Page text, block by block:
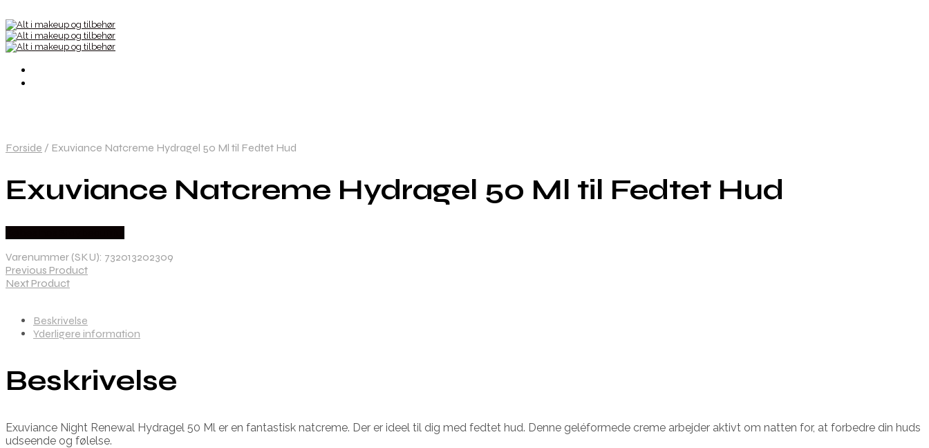
Forside / Exuviance Natcreme Hydragel 50 Ml til Fedtet Hud
Exuviance Natcreme Hydragel 50 Ml til Fedtet Hud
Varenummer (SKU): 732013202309
Previous Product
Next Product
Beskrivelse
Yderligere information
Beskrivelse
Exuviance Night Renewal Hydragel 50 Ml er en fantastisk natcreme. Der er ideel til dig med fedtet hud. Denne geléformede creme arbejder aktivt om natten for, at forbedre din huds
udseende og følelse.